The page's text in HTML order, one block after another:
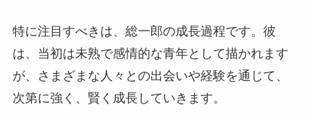
特に注目すべきは、総一郎の成長過程です。彼
は、当初は未熟で感情的な青年として描かれます
が、さまざまな人々との出会いや経験を通じて、
次第に強く、賢く成長していきます。